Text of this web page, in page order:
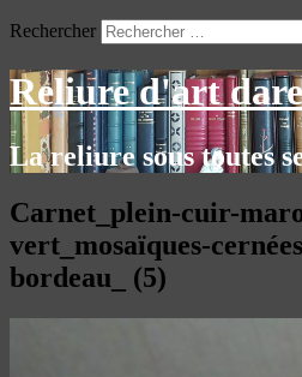
Rechercher
Reliure d'art dare
La reliure sous toutes
Carnet_plein-cuir-
vert_mosaïques-
bordeau_ (5)